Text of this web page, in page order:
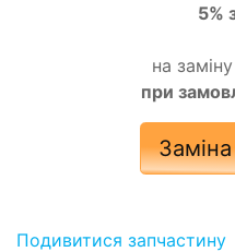
5%
на
при
Подивитися запчастину